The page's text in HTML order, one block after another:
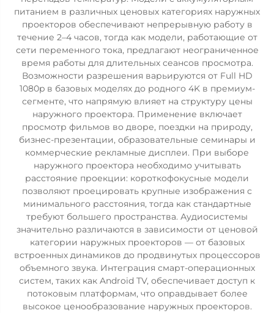
питанием в различных ценовых категориях наружных
проекторов обеспечивают непрерывную работу в
течение 2–4 часов, тогда как модели, работающие от
сети переменного тока, предлагают неограниченное
время работы для длительных сеансов просмотра.
Возможности разрешения варьируются от Full HD
1080p в базовых моделях до родного 4K в премиум-
сегменте, что напрямую влияет на структуру цены
наружного проектора. Применение включает
просмотр фильмов во дворе, поездки на природу,
бизнес-презентации, образовательные семинары и
коммерческие рекламные дисплеи. При выборе
наружного проектора необходимо учитывать
расстояние проекции: короткофокусные модели
позволяют проецировать крупные изображения с
минимального расстояния, тогда как стандартные
требуют большего пространства. Аудиосистемы
значительно различаются в зависимости от ценовой
категории наружных проекторов — от базовых
встроенных динамиков до продвинутых процессоров
объемного звука. Интеграция смарт-операционных
систем, таких как Android TV, обеспечивает доступ к
потоковым платформам, что оправдывает более
высокое ценообразование наружных проекторов.